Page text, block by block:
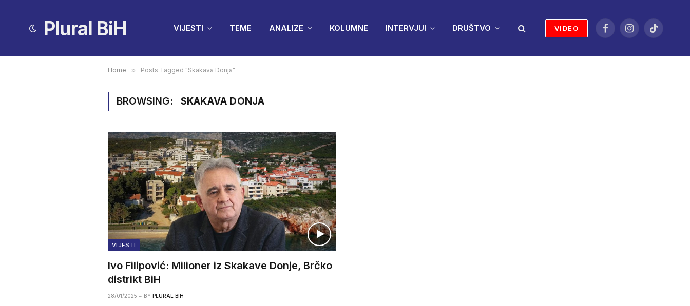
Plural BiH VIJESTI TEME ANALIZE KOLUMNE INTERVJUI DRUŠTVO VIDEO
FacebookInstagramTikTok
Home » Posts Tagged "Skakava Donja"
BROWSING: SKAKAVA DONJA
VIJESTI
Ivo Filipović: Milioner iz Skakave Donje, Brčko
distrikt BiH
28/01/2025 BY PLURAL BIH